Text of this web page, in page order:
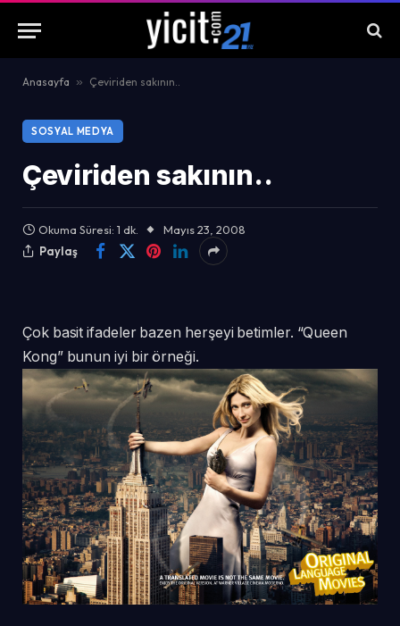
Anasayfa » Çeviriden sakının..
SOSYAL MEDYA
Çeviriden sakının..
Okuma Süresi: 1 dk.
Mayıs 23, 2008
Paylaş
Çok basit ifadeler bazen herşeyi betimler. “Queen
Kong” bunun iyi bir örneği.